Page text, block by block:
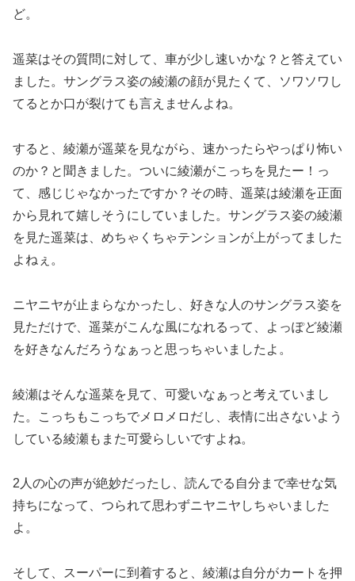
ど。
遥菜はその質問に対して、車が少し速いかな？と答えてい
ました。サングラス姿の綾瀬の顔が見たくて、ソワソワし
てるとか口が裂けても言えませんよね。
すると、綾瀬が遥菜を見ながら、速かったらやっぱり怖い
のか？と聞きました。ついに綾瀬がこっちを見たー！っ
て、感じじゃなかったですか？その時、遥菜は綾瀬を正面
から見れて嬉しそうにしていました。サングラス姿の綾瀬
を見た遥菜は、めちゃくちゃテンションが上がってました
よねぇ。
ニヤニヤが止まらなかったし、好きな人のサングラス姿を
見ただけで、遥菜がこんな風になれるって、よっぽど綾瀬
を好きなんだろうなぁっと思っちゃいましたよ。
綾瀬はそんな遥菜を見て、可愛いなぁっと考えていまし
た。こっちもこっちでメロメロだし、表情に出さないよう
している綾瀬もまた可愛らしいですよね。
2人の心の声が絶妙だったし、読んでる自分まで幸せな気
持ちになって、つられて思わずニヤニヤしちゃいました
よ。
そして、スーパーに到着すると、綾瀬は自分がカートを押